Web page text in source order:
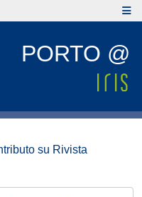
PORTO @
su Rivista